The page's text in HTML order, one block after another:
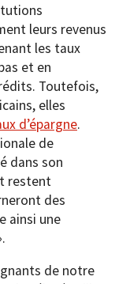
leurs revenus
les taux
et en
Toutefois,
elles
d’épargne.
de
dans son
restent
des
ainsi une
de notre